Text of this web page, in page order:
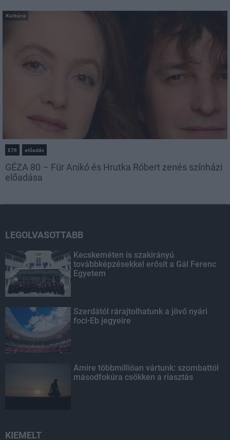
Kultúra
E78 előadás
GÉZA 80 – Für Anikó és Hrutka Róbert zenés színházi
előadása
LEGOLVASOTTABB
Kecskeméten is szakirányú
továbbképzésekkel erősít a Gál Ferenc
Egyetem
Szerdától rárajtolhatunk a jövő nyári
foci-Eb jegyeire
Amire többmillióan vártunk: szombattól
másodfokúra csökken a riasztás
KIEMELT